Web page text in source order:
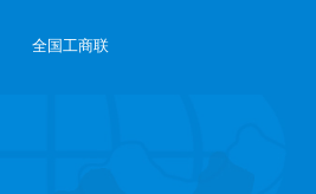
全国工商联